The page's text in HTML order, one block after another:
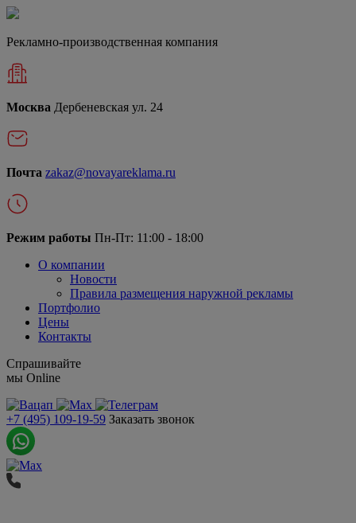
Рекламно-производственная компания
Москва Дербеневская ул. 24
Почта zakaz@novayareklama.ru
Режим работы Пн-Пт: 11:00 - 18:00
О компании
Новости
Правила размещения наружной рекламы
Портфолио
Цены
Контакты
Спрашивайте
мы Online
+7 (495) 109-19-59 Заказать звонок